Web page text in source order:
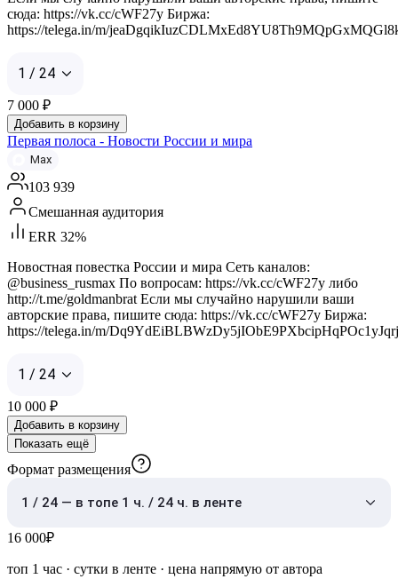
сюда: https://vk.cc/cWF27y Биржа:
https://telega.in/m/
1 / 24
7 000 ₽
Добавить в корзину
Первая полоса - Новости России и мира
Max
103 939
Смешанная аудитория
ERR 32%
Новостная повестка России и мира Сеть каналов:
@business_rusmax По вопросам: https://vk.cc/cWF27y либо
http://t.me/goldmanbrat Если мы случайно нарушили ваши
авторские права, пишите сюда: https://vk.cc/cWF27y Биржа:
https://telega.in/m/
1 / 24
10 000 ₽
Добавить в корзину
Показать ещё
Формат размещения
1 / 24 — в топе 1 ч. / 24 ч. в ленте
16 000₽
топ 1 час · сутки в ленте · цена напрямую от автора